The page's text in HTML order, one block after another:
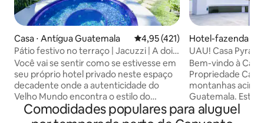
Casa ⋅ Antígua Guatemala 4,95 de uma avaliação média de
4,95 (421)
Pátio festivo no terraço | Jacuzzi | A dois
quarteirões do parque
Você vai se sentir como se estivesse em
seu próprio hotel privado neste espaço
decadente onde a autenticidade do
Velho Mundo encontra o estilo do
Brooklyn. Paredes históricas de 250 anos
sustentam tetos de 5 metros que
Hotel-fazenda ⋅
UAU! Casa
inspiração maia/
Bem-vindo à
Propriedade
montanhas
Guatemala. Este
apresenta um
pirâmide com
Comodidades populares para aluguel